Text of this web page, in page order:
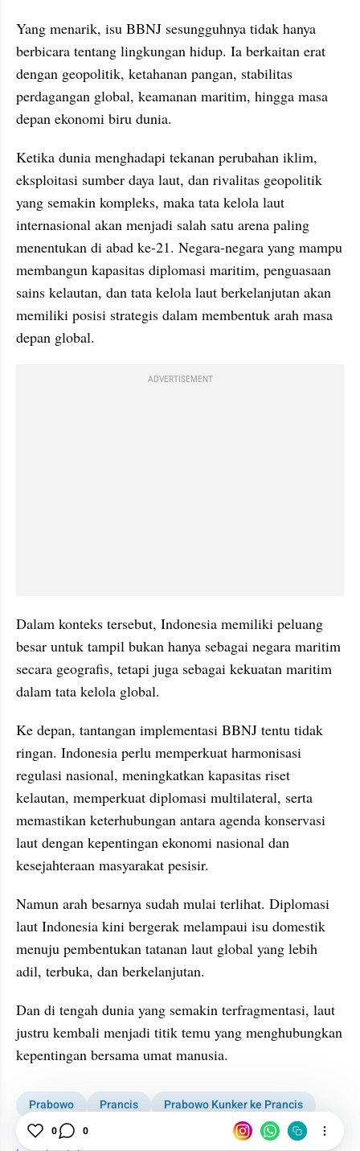
Yang menarik, isu BBNJ sesungguhnya tidak hanya
berbicara tentang lingkungan hidup. Ia berkaitan erat
dengan geopolitik, ketahanan pangan, stabilitas
perdagangan global, keamanan maritim, hingga masa
depan ekonomi biru dunia.
Ketika dunia menghadapi tekanan perubahan iklim,
eksploitasi sumber daya laut, dan rivalitas geopolitik
yang semakin kompleks, maka tata kelola laut
internasional akan menjadi salah satu arena paling
menentukan di abad ke-21. Negara-negara yang mampu
membangun kapasitas diplomasi maritim, penguasaan
sains kelautan, dan tata kelola laut berkelanjutan akan
memiliki posisi strategis dalam membentuk arah masa
depan global.
ADVERTISEMENT
Dalam konteks tersebut, Indonesia memiliki peluang
besar untuk tampil bukan hanya sebagai negara maritim
secara geografis, tetapi juga sebagai kekuatan maritim
dalam tata kelola global.
Ke depan, tantangan implementasi BBNJ tentu tidak
ringan. Indonesia perlu memperkuat harmonisasi
regulasi nasional, meningkatkan kapasitas riset
kelautan, memperkuat diplomasi multilateral, serta
memastikan keterhubungan antara agenda konservasi
laut dengan kepentingan ekonomi nasional dan
kesejahteraan masyarakat pesisir.
Namun arah besarnya sudah mulai terlihat. Diplomasi
laut Indonesia kini bergerak melampaui isu domestik
menuju pembentukan tatanan laut global yang lebih
adil, terbuka, dan berkelanjutan.
Dan di tengah dunia yang semakin terfragmentasi, laut
justru kembali menjadi titik temu yang menghubungkan
kepentingan bersama umat manusia.
Prabowo Prancis
Prabowo Kunker ke Prancis
Macron
0 0